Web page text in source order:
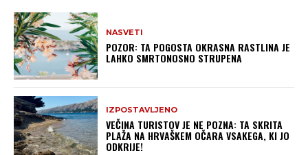
NASVETI
POZOR: TA POGOSTA OKRASNA RASTLINA JE
LAHKO SMRTONOSNO STRUPENA
IZPOSTAVLJENO
VEČINA TURISTOV JE NE POZNA: TA SKRITA
PLAŽA NA HRVAŠKEM OČARA VSAKEGA, KI JO
ODKRIJE!